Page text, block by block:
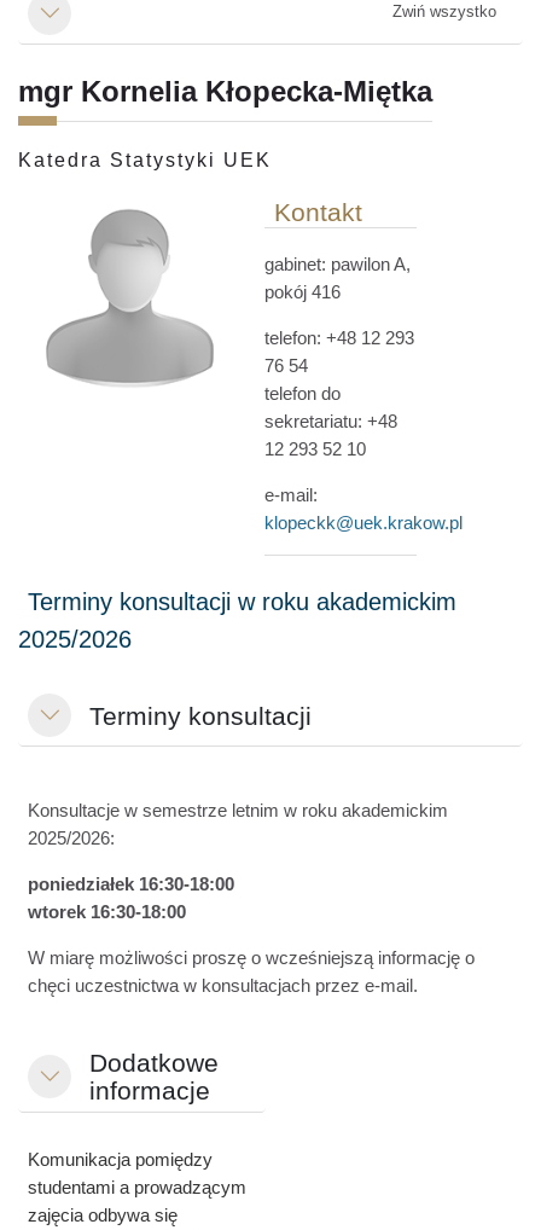
Minimalizuj Zwiń wszystko
mgr Kornelia Kłopecka-Miętka
Katedra Statystyki UEK
Kontakt
gabinet: pawilon A,
pokój 416
telefon: +48 12 293
76 54
telefon do
sekretariatu: +48
12 293 52 10
e-mail:
klopeckk@uek.krakow.pl
MinimalizujTerminy konsultacji
Konsultacje w semestrze letnim w roku akademickim
2025/2026:
poniedziałek 16:30-18:00
wtorek 16:30-18:00
W miarę możliwości proszę o wcześniejszą informację o
chęci uczestnictwa w konsultacjach przez e-mail.
Minimalizuj
Dodatkowe
informacje
Komunikacja pomiędzy
studentami a prowadzącym
zajęcia odbywa się